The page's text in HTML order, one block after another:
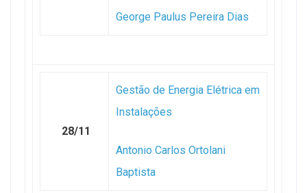
George Paulus Pereira Dias
28/11
Gestão de Energia Elétrica em
Instalações
Antonio Carlos Ortolani
Baptista